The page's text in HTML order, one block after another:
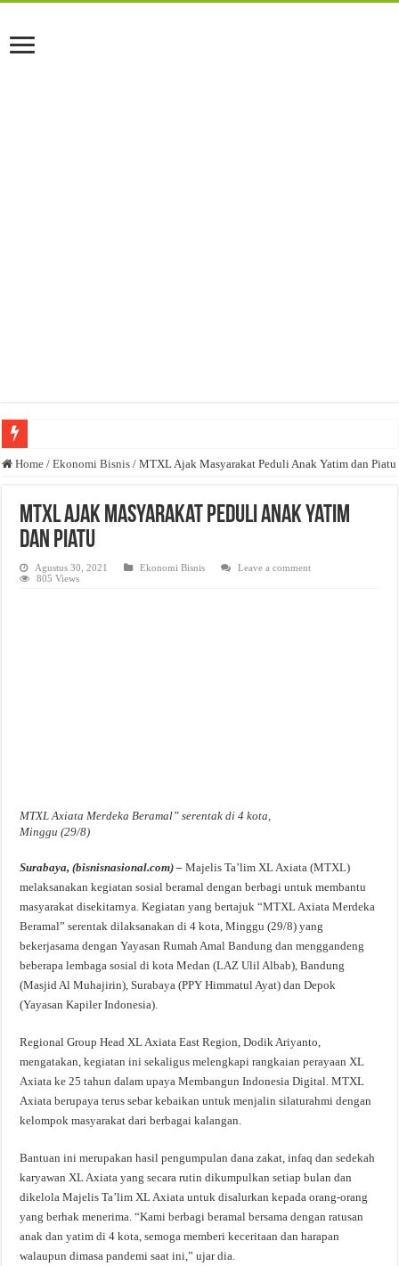
Anda butuh promosi usaha? Kontak ke Email redaksi@bisnisnasional.com
Dibutuhkan Marketing. Lamaran di-email ke redaksi@bisnisnasional.com
Home / Ekonomi Bisnis / MTXL Ajak Masyarakat Peduli Anak Yatim dan Piatu
MTXL Ajak Masyarakat Peduli Anak Yatim
dan Piatu
Agustus 30, 2021 Ekonomi Bisnis
Leave a comment
805 Views
MTXL Axiata Merdeka Beramal” serentak di 4 kota,
Minggu (29/8)
Surabaya, (bisnisnasional.com) – Majelis Ta’lim XL Axiata (MTXL)
melaksanakan kegiatan sosial beramal dengan berbagi untuk membantu
masyarakat disekitarnya. Kegiatan yang bertajuk “MTXL Axiata Merdeka
Beramal” serentak dilaksanakan di 4 kota, Minggu (29/8) yang
bekerjasama dengan Yayasan Rumah Amal Bandung dan menggandeng
beberapa lembaga sosial di kota Medan (LAZ Ulil Albab), Bandung
(Masjid Al Muhajirin), Surabaya (PPY Himmatul Ayat) dan Depok
(Yayasan Kapiler Indonesia).
Regional Group Head XL Axiata East Region, Dodik Ariyanto,
mengatakan, kegiatan ini sekaligus melengkapi rangkaian perayaan XL
Axiata ke 25 tahun dalam upaya Membangun Indonesia Digital. MTXL
Axiata berupaya terus sebar kebaikan untuk menjalin silaturahmi dengan
kelompok masyarakat dari berbagai kalangan.
Bantuan ini merupakan hasil pengumpulan dana zakat, infaq dan sedekah
karyawan XL Axiata yang secara rutin dikumpulkan setiap bulan dan
dikelola Majelis Ta’lim XL Axiata untuk disalurkan kepada orang-orang
yang berhak menerima. “Kami berbagi beramal bersama dengan ratusan
anak dan yatim di 4 kota, semoga memberi keceritaan dan harapan
walaupun dimasa pandemi saat ini,” ujar dia.